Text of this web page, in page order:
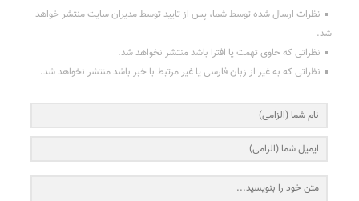
نظرات ارسال شده توسط شما، پس از تایید توسط مدیران سایت منتشر خواهد
شد.
نظراتی که حاوی تهمت یا افترا باشد منتشر نخواهد شد.
نظراتی که به غیر از زبان فارسی یا غیر مرتبط با خبر باشد منتشر نخواهد شد.